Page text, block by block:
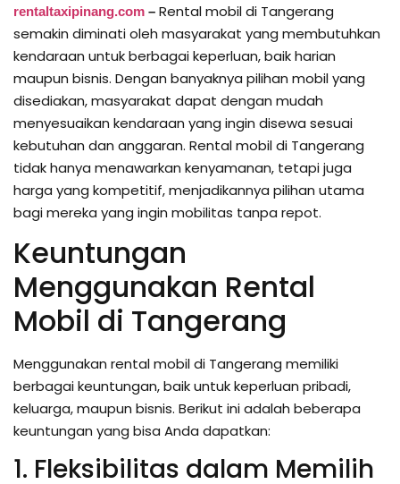
rentaltaxipinang.com – Rental mobil di Tangerang
semakin diminati oleh masyarakat yang membutuhkan
kendaraan untuk berbagai keperluan, baik harian
maupun bisnis. Dengan banyaknya pilihan mobil yang
disediakan, masyarakat dapat dengan mudah
menyesuaikan kendaraan yang ingin disewa sesuai
kebutuhan dan anggaran. Rental mobil di Tangerang
tidak hanya menawarkan kenyamanan, tetapi juga
harga yang kompetitif, menjadikannya pilihan utama
bagi mereka yang ingin mobilitas tanpa repot.
Keuntungan
Menggunakan Rental
Mobil di Tangerang
Menggunakan rental mobil di Tangerang memiliki
berbagai keuntungan, baik untuk keperluan pribadi,
keluarga, maupun bisnis. Berikut ini adalah beberapa
keuntungan yang bisa Anda dapatkan:
1. Fleksibilitas dalam Memilih